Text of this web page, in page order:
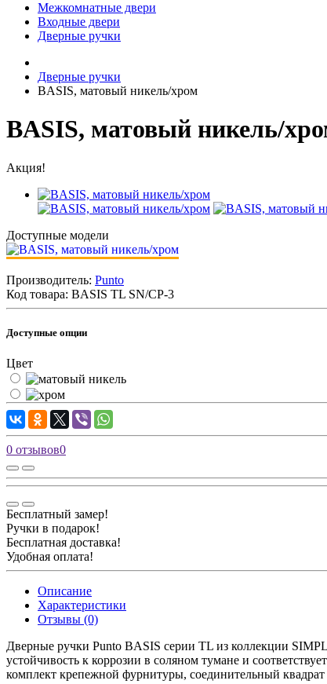
Межкомнатные двери
Входные двери
Дверные ручки
Дверные ручки
BASIS, матовый никель/хром
BASIS, матовый никель/
Акция!
Доступные модели
Производитель: Punto
Код товара: BASIS TL SN/CP-3
Доступные опции
Цвет
0 отзывов0
Бесплатный замер!
Ручки в подарок!
Бесплатная доставка!
Удобная оплата!
Описание
Характеристики
Отзывы (0)
Дверные ручки Punto BASIS серии TL из коллекции
устойчивость к коррозии в соляном тумане и
комплект крепежной фурнитуры, соединительный